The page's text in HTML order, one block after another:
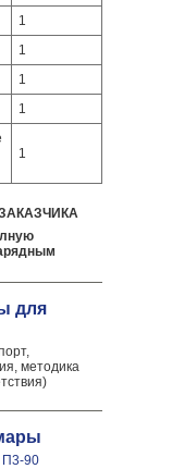
1
1
1
1
1
для
методика
П3-90